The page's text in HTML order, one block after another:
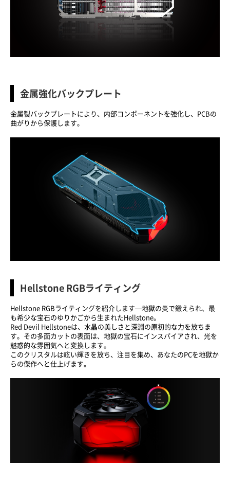
金属強化バックプレート
金属製バックプレートにより、内部コンポーネントを強化し、PCBの
曲がりから保護します。
Hellstone RGBライティング
Hellstone RGBライティングを紹介します—地獄の炎で鍛えられ、最
も希少な宝石のゆりかごから生まれたHellstone。
Red Devil Hellstoneは、水晶の美しさと深淵の原初的な力を放ちま
す。その多面カットの表面は、地獄の宝石にインスパイアされ、光を
魅惑的な雰囲気へと変換します。
このクリスタルは眩い輝きを放ち、注目を集め、あなたのPCを地獄か
らの傑作へと仕上げます。